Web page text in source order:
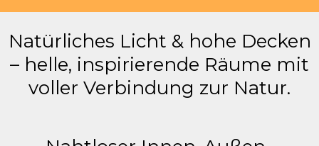
Natürliches Licht & hohe Decken
– helle, inspirierende Räume mit
voller Verbindung zur Natur.